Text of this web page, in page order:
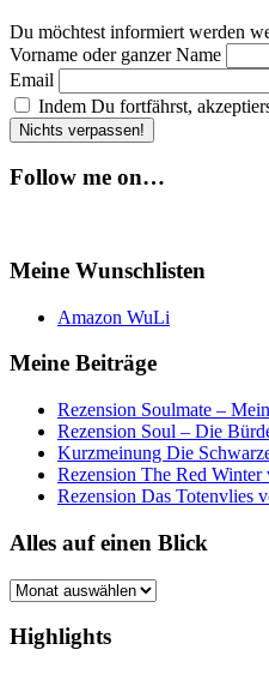
Du möchtest informiert werden
Vorname oder ganzer Name
Email
Indem Du fortfährst,
Follow me on…
Meine Wunschlisten
Amazon WuLi
Meine Beiträge
Rezension Soulmate –
Rezension Soul – Die
Kurzmeinung Die
Rezension The Red
Rezension Das Totenvlies
Alles auf einen Blick
Alles
einen
Blick
Highlights